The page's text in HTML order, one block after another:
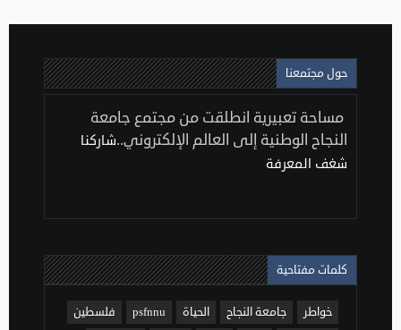
حول مجتمعنا
مساحة تعبيرية انطلقت من مجتمع جامعة
النجاح الوطنية إلى العالم الإلكتروني..شاركنا
شغف المعرفة
كلمات مفتاحية
خواطر جامعة النجاح الحياة psfnnu
فلسطين